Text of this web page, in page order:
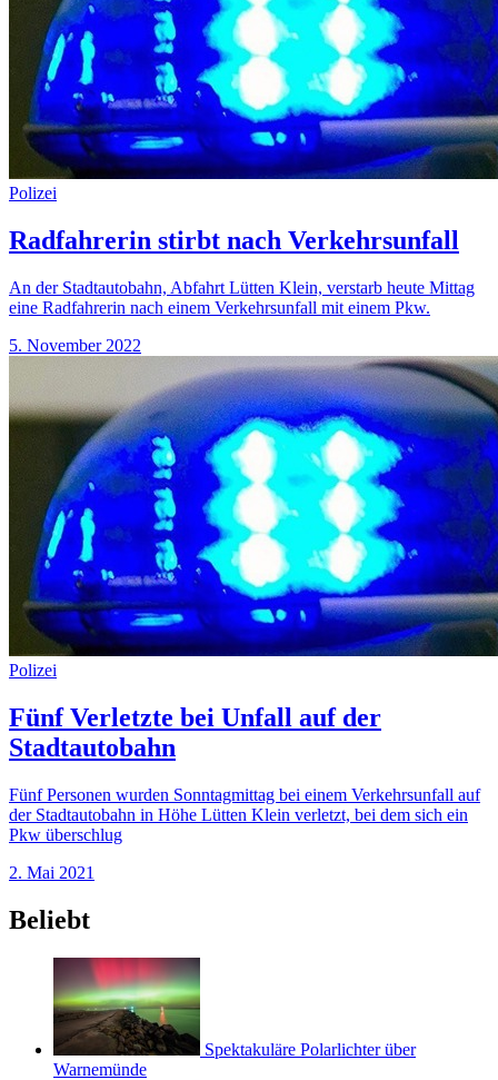
Polizei
Radfahrerin stirbt nach Verkehrsunfall
An der Stadtautobahn, Abfahrt Lütten Klein, verstarb heute Mittag
eine Radfahrerin nach einem Verkehrsunfall mit einem Pkw.
5. November 2022
Polizei
Fünf Verletzte bei Unfall auf der
Stadtautobahn
Fünf Personen wurden Sonntagmittag bei einem Verkehrsunfall auf
der Stadtautobahn in Höhe Lütten Klein verletzt, bei dem sich ein
Pkw überschlug
2. Mai 2021
Beliebt
Spektakuläre Polarlichter über
Warnemünde